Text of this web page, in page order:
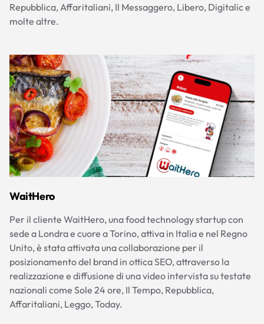
Repubblica, Affaritaliani, Il Messaggero, Libero, Digitalic e
molte altre.
WaitHero
Per il cliente WaitHero, una food technology startup con
sede a Londra e cuore a Torino, attiva in Italia e nel Regno
Unito, è stata attivata una collaborazione per il
posizionamento del brand in ottica SEO, attraverso la
realizzazione e diffusione di una video intervista su testate
nazionali come Sole 24 ore, Il Tempo, Repubblica,
Affaritaliani, Leggo, Today.